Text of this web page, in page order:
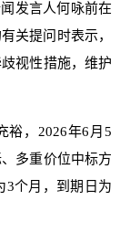
发言人何咏前在
关提问时表示，
视性措施，维护
裕，2026年6月5
多重价位中标方
3个月，到期日为